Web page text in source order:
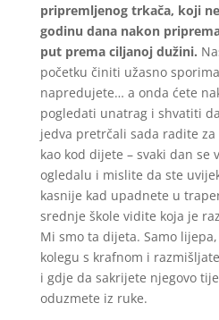
pripremljenog trkača, koji
godinu dana nakon
put prema ciljanoj dužini.
početku činiti užasno
napredujete… a onda ćete
pogledati unatrag i shvatiti
jedva pretrčali sada radite za
kao kod dijete – svaki dan se
ogledalu i mislite da ste
kasnije kad upadnete u
srednje škole vidite koja je
Mi smo ta dijeta. Samo
kolegu s krafnom i
i gdje da sakrijete njegovo
oduzmete iz ruke.